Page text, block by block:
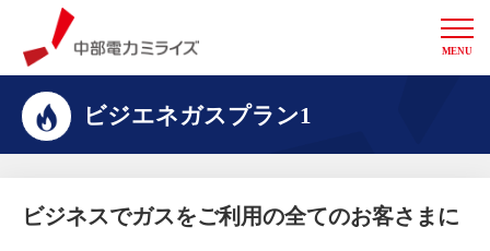
中部電力ミライズ
MENU
ビジエネガスプラン1
ビジネスでガスをご利用の全てのお客さまに